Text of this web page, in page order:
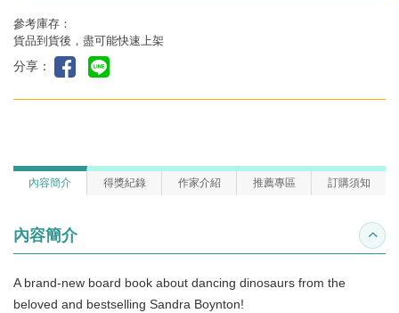
參考庫存：
貨品到貨後，盡可能快速上架
分享：
內容簡介 得獎紀錄 作家介紹 推薦專區 訂購須知
內容簡介 收合
A brand-new board book about dancing dinosaurs from the
beloved and bestselling Sandra Boynton!